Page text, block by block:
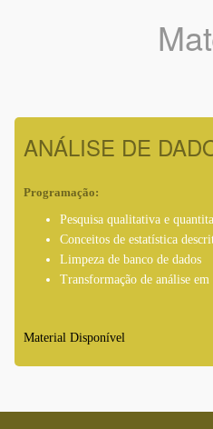
ANÁLISE DE
Programação:
Pesquisa qualitativa e
Conceitos de estatística
Limpeza de banco de dados
Transformação de análise
Material Disponível